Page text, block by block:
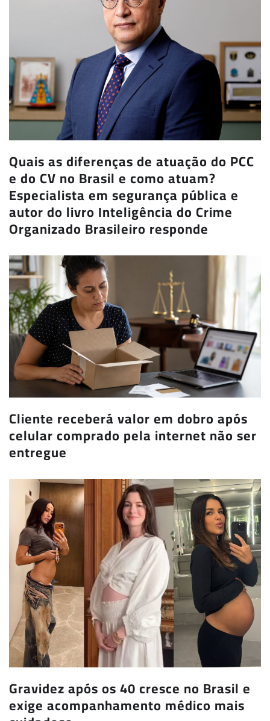
Quais as diferenças de atuação do PCC
e do CV no Brasil e como atuam?
Especialista em segurança pública e
autor do livro Inteligência do Crime
Organizado Brasileiro responde
Cliente receberá valor em dobro após
celular comprado pela internet não ser
entregue
Gravidez após os 40 cresce no Brasil e
exige acompanhamento médico mais